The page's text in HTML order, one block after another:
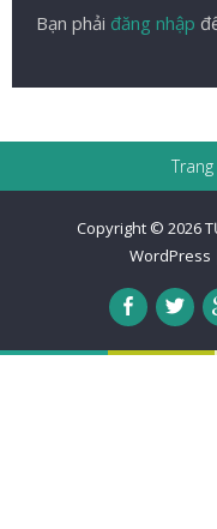
Bạn phải đăng nhập
Copyright © 2026
WordPress